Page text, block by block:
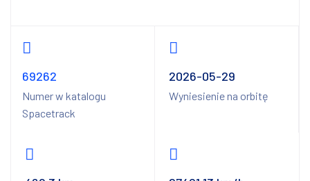
69262
Numer w katalogu
Spacetrack
2026-05-29
Wyniesienie na orbitę